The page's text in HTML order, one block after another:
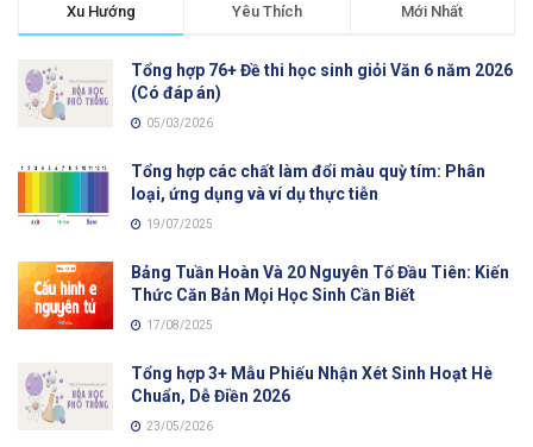
Xu Hướng Yêu Thích Mới Nhất
Tổng hợp 76+ Đề thi học sinh giỏi Văn 6 năm 2026
(Có đáp án)
05/03/2026
Tổng hợp các chất làm đổi màu quỳ tím: Phân
loại, ứng dụng và ví dụ thực tiễn
19/07/2025
Bảng Tuần Hoàn Và 20 Nguyên Tố Đầu Tiên: Kiến
Thức Căn Bản Mọi Học Sinh Cần Biết
17/08/2025
Tổng hợp 3+ Mẫu Phiếu Nhận Xét Sinh Hoạt Hè
Chuẩn, Dễ Điền 2026
23/05/2026